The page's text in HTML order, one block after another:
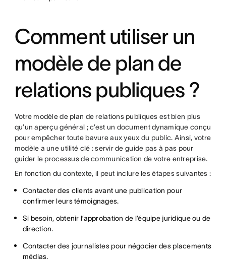
Comment utiliser un
modèle de plan de
relations publiques ?
Votre modèle de plan de relations publiques est bien plus
qu’un aperçu général ; c’est un document dynamique conçu
pour empêcher toute bavure aux yeux du public. Ainsi, votre
modèle a une utilité clé : servir de guide pas à pas pour
guider le processus de communication de votre entreprise.
En fonction du contexte, il peut inclure les étapes suivantes :
Contacter des clients avant une publication pour
confirmer leurs témoignages.
Si besoin, obtenir l’approbation de l’équipe juridique ou de
direction.
Contacter des journalistes pour négocier des placements
médias.